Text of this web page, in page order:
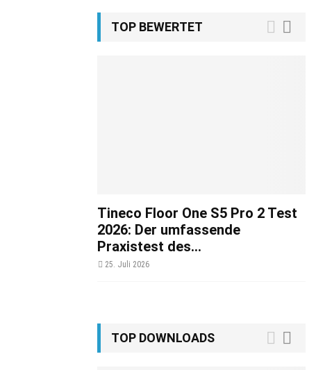
TOP BEWERTET
Tineco Floor One S5 Pro 2 Test
2026: Der umfassende
Praxistest des...
25. Juli 2026
TOP DOWNLOADS